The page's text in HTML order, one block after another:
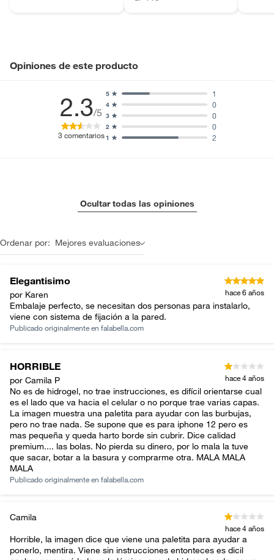
No aplica
Opiniones de este producto
2.3/5
3 comentarios1 2
2 0
3 0
4 0
5 1
Ocultar todas las opiniones
Ordenar por: Mejores evaluaciones
Elegantisimo
por Karen hace 6 años
Embalaje perfecto, se necesitan dos personas para instalarlo,
viene con sistema de fijación a la pared.
Publicado originalmente en falabella.com
HORRIBLE
por Camila P hace 4 años
No es de hidrogel, no trae instrucciones, es difícil orientarse cual
es el lado que va hacia el celular o no porque trae varias capas.
La imagen muestra una paletita para ayudar con las burbujas,
pero no trae nada. Se supone que es para iphone 12 pero es
mas pequeña y queda harto borde sin cubrir. Dice calidad
premium.... las bolas. No pierda su dinero, por lo mala la tuve
que sacar, botar a la basura y comprarme otra. MALA MALA
MALA
Publicado originalmente en falabella.com
Camila
hace 4 años
Horrible, la imagen dice que viene una paletita para ayudar a
ponerlo, mentira. Viene sin instrucciones entonteces es dicil